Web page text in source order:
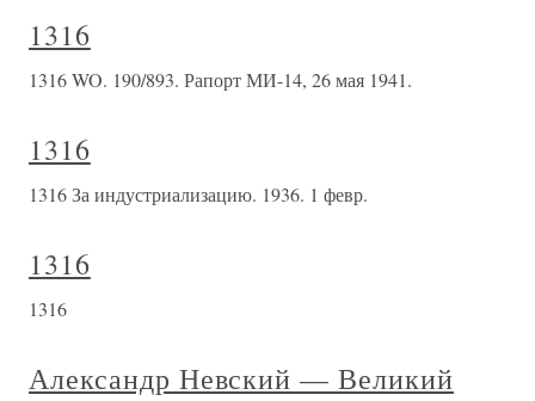
1316
1316 WO. 190/893. Рапорт МИ-14, 26 мая 1941.
1316
1316 За индустриализацию. 1936. 1 февр.
1316
1316
Александр Невский — Великий